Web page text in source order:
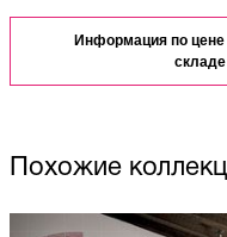
отделке Вашего помещения,
использованием элементов
Информация по
Похожие